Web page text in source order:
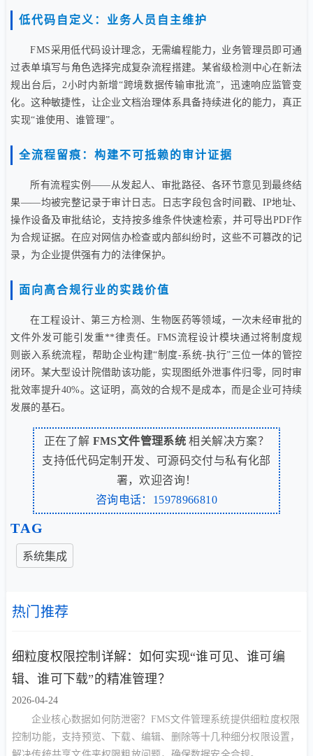
低代码自定义：业务人员自主维护
FMS采用低代码设计理念，无需编程能力，业务管理员即可通
过表单填写与角色选择完成复杂流程搭建。某省级检测中心在新法
规出台后，2小时内新增“跨境数据传输审批流”，迅速响应监管变
化。这种敏捷性，让企业文档治理体系具备持续进化的能力，真正
实现“谁使用、谁管理”。
全流程留痕：构建不可抵赖的审计证据
所有流程实例——从发起人、审批路径、各环节意见到最终结
果——均被完整记录于审计日志。日志字段包含时间戳、IP地址、
操作设备及审批结论，支持按多维条件快速检索，并可导出PDF作
为合规证据。在应对网信办检查或内部纠纷时，这些不可篡改的记
录，为企业提供强有力的法律保护。
面向高合规行业的实践价值
在工程设计、第三方检测、生物医药等领域，一次未经审批的
文件外发可能引发重**律责任。FMS流程设计模块通过将制度规
则嵌入系统流程，帮助企业构建“制度-系统-执行”三位一体的管控
闭环。某大型设计院借助该功能，实现图纸外泄事件归零，同时审
批效率提升40%。这证明，高效的合规不是成本，而是企业可持续
发展的基石。
正在了解 FMS文件管理系统 相关解决方案？
支持低代码定制开发、可源码交付与私有化部
署，欢迎咨询！
咨询电话：15978966810
TAG
系统集成
热门推荐
细粒度权限控制详解：如何实现“谁可见、谁可编
辑、谁可下载”的精准管理？
2026-04-24
企业核心数据如何防泄密？FMS文件管理系统提供细粒度权限
控制功能，支持预览、下载、编辑、删除等十几种细分权限设置，